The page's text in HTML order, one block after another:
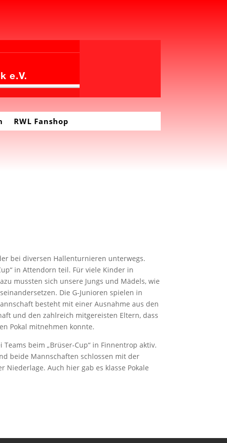
RWL Fanshop
bei diversen Hallenturnieren unterwegs.
in Attendorn teil. Für viele Kinder in
mussten sich unsere Jungs und Mädels, wie
Die G-Junioren spielen in
besteht mit einer Ausnahme aus den
und den zahlreich mitgereisten Eltern, dass
Pokal mitnehmen konnte.
beim „Brüser-Cup“ in Finnentrop aktiv.
beide Mannschaften schlossen mit der
Niederlage. Auch hier gab es klasse Pokale